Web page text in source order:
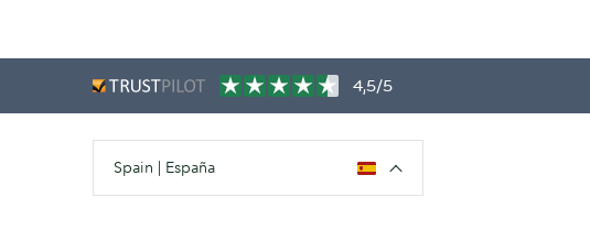
4,5/5
Spain | España